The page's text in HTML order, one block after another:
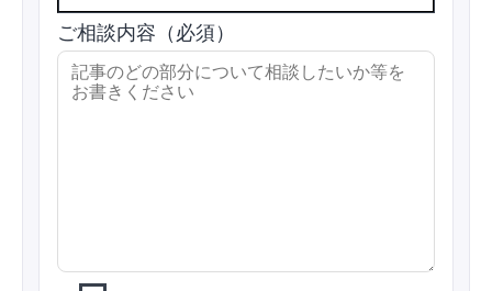
ご相談内容（必須）